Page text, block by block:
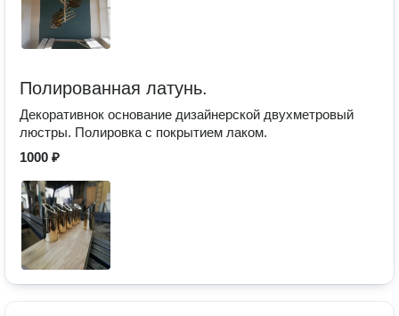
Полированная латунь.
Декоративнок основание дизайнерской двухметровый
люстры. Полировка с покрытием лаком.
1000 ₽